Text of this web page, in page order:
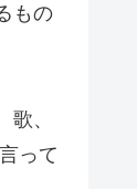
もの
、
って